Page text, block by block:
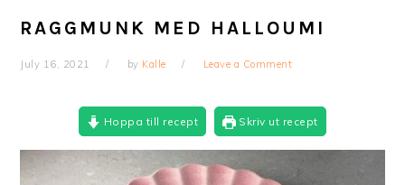
RAGGMUNK MED HALLOUMI
July 16, 2021 by Kalle Leave a Comment
Hoppa till recept Skriv ut recept